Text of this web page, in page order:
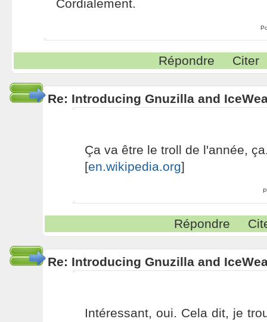
Cordialement.
Répondre Citer
Re: Introducing Gnuzilla and
Ça va être le troll de l'année,
[en.wikipedia.org]
Répondre
Re: Introducing Gnuzilla and
Intéressant, oui. Cela dit, je